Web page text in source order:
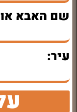
שם האבא
עיר: